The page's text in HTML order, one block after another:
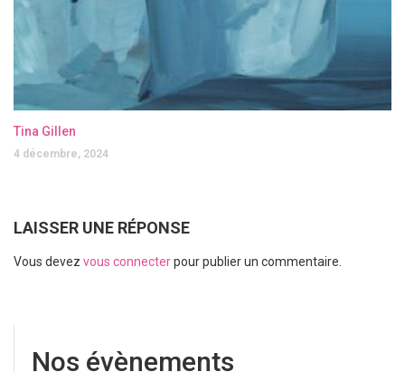
Tina Gillen
4 décembre, 2024
LAISSER UNE RÉPONSE
Vous devez vous connecterpour publier un commentaire.
Nos évènements